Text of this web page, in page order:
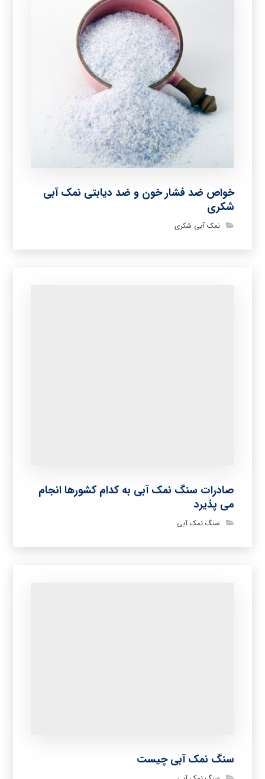
خواص ضد فشار خون و ضد دیابتی نمک آبی
شکری
نمک آبی شکری
صادرات سنگ نمک آبی به کدام کشورها انجام
می پذیرد
سنگ نمک آبی
سنگ نمک آبی چیست